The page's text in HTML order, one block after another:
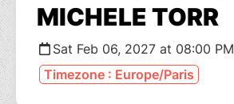
MICHELE TORR
Sat Feb 06, 2027 at 08:00 PM
Timezone : Europe/Paris